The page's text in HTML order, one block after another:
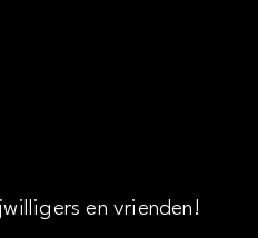
en vrienden!